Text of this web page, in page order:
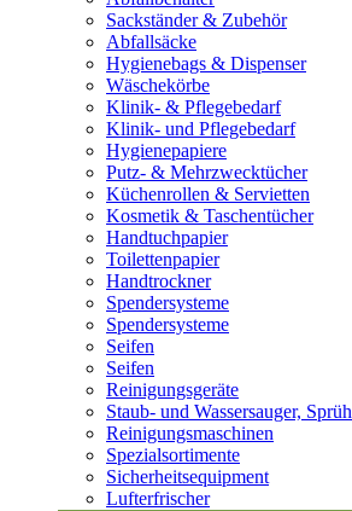
Sackständer & Zubehör
Abfallsäcke
Hygienebags & Dispenser
Wäschekörbe
Klinik- & Pflegebedarf
Klinik- und Pflegebedarf
Hygienepapiere
Putz- & Mehrzwecktücher
Küchenrollen & Servietten
Kosmetik & Taschentücher
Handtuchpapier
Toilettenpapier
Handtrockner
Spendersysteme
Spendersysteme
Seifen
Seifen
Reinigungsgeräte
Staub- und Wassersauger,
Reinigungsmaschinen
Spezialsortimente
Sicherheitsequipment
Lufterfrischer